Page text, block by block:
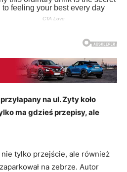
na ul. Zyty koło
ma gdzieś przepisy, ale
tylko przejście, ale również
na zebrze. Autor